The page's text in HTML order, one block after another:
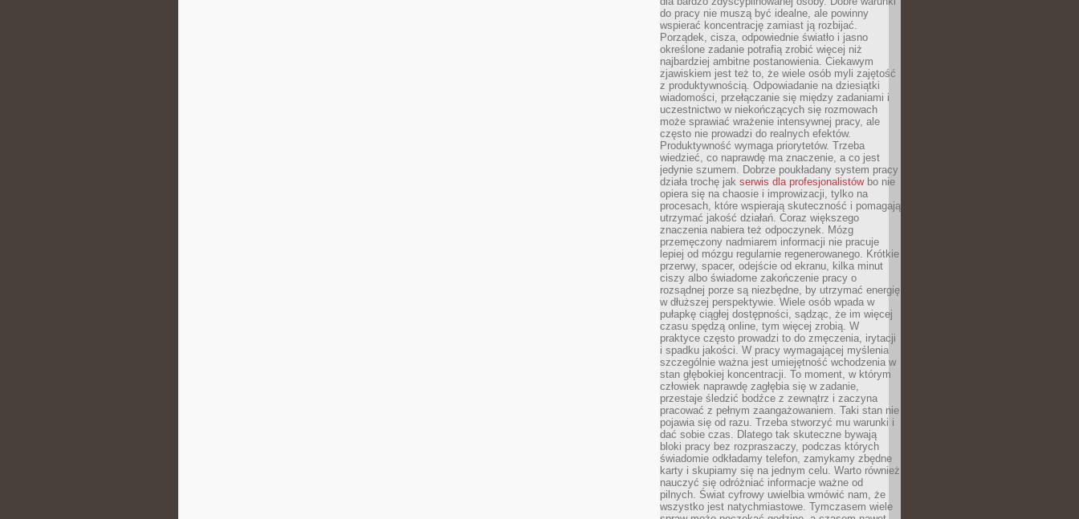
do pracy nie muszą być idealne, ale powinny
wspierać koncentrację zamiast ją rozbijać.
Porządek, cisza, odpowiednie światło i jasno
określone zadanie potrafią zrobić więcej niż
najbardziej ambitne postanowienia. Ciekawym
zjawiskiem jest też to, że wiele osób myli zajętość
z produktywnością. Odpowiadanie na dziesiątki
wiadomości, przełączanie się między zadaniami i
uczestnictwo w niekończących się rozmowach
może sprawiać wrażenie intensywnej pracy, ale
często nie prowadzi do realnych efektów.
Produktywność wymaga priorytetów. Trzeba
wiedzieć, co naprawdę ma znaczenie, a co jest
jedynie szumem. Dobrze poukładany system pracy
działa trochę jak serwis dla profesjonalistówbo nie
opiera się na chaosie i improwizacji, tylko na
procesach, które wspierają skuteczność i pomagają
utrzymać jakość działań. Coraz większego
znaczenia nabiera też odpoczynek. Mózg
przemęczony nadmiarem informacji nie pracuje
lepiej od mózgu regularnie regenerowanego. Krótkie
przerwy, spacer, odejście od ekranu, kilka minut
ciszy albo świadome zakończenie pracy o
rozsądnej porze są niezbędne, by utrzymać energię
w dłuższej perspektywie. Wiele osób wpada w
pułapkę ciągłej dostępności, sądząc, że im więcej
czasu spędzą online, tym więcej zrobią. W
praktyce często prowadzi to do zmęczenia, irytacji
i spadku jakości. W pracy wymagającej myślenia
szczególnie ważna jest umiejętność wchodzenia w
stan głębokiej koncentracji. To moment, w którym
człowiek naprawdę zagłębia się w zadanie,
przestaje śledzić bodźce z zewnątrz i zaczyna
pracować z pełnym zaangażowaniem. Taki stan nie
pojawia się od razu. Trzeba stworzyć mu warunki i
dać sobie czas. Dlatego tak skuteczne bywają
bloki pracy bez rozpraszaczy, podczas których
świadomie odkładamy telefon, zamykamy zbędne
karty i skupiamy się na jednym celu. Warto również
nauczyć się odróżniać informacje ważne od
pilnych. Świat cyfrowy uwielbia wmówić nam, że
wszystko jest natychmiastowe. Tymczasem wiele